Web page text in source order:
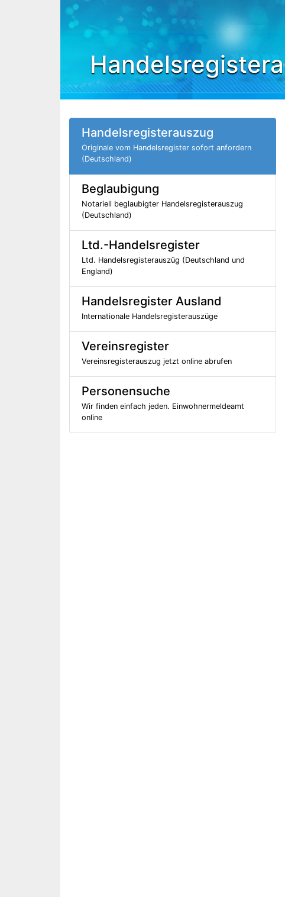
Handelsregisterauszug
Originale vom Handelsregister sofort anfordern
(Deutschland)
Beglaubigung
Notariell beglaubigter Handelsregisterauszug
(Deutschland)
Ltd.-Handelsregister
Ltd. Handelsregisterauszüg (Deutschland und
England)
Handelsregister Ausland
Internationale Handelsregisterauszüge
Vereinsregister
Vereinsregisterauszug jetzt online abrufen
Personensuche
Wir finden einfach jeden. Einwohnermeldeamt
online